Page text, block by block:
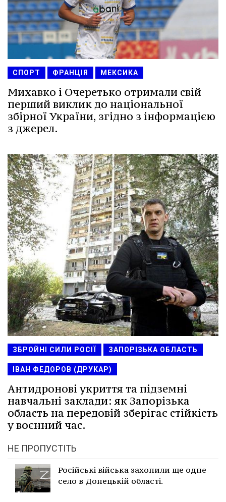
СПОРТ ФРАНЦІЯ МЕКСИКА
Михавко і Очеретько отримали свій
перший виклик до національної
збірної України, згідно з інформацією
з джерел.
ЗБРОЙНІ СИЛИ РОСІЇ ЗАПОРІЗЬКА ОБЛАСТЬ
ІВАН ФЕДОРОВ (ДРУКАР)
Антидронові укриття та підземні
навчальні заклади: як Запорізька
область на передовій зберігає стійкість
у воєнний час.
НЕ ПРОПУСТІТЬ
Російські війська захопили ще одне
село в Донецькій області.